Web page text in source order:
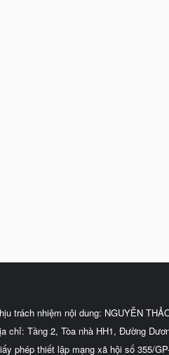
trách nhiệm nội dung: NGUYỄN
chỉ: Tầng 2, Tòa nhà HH1, Đường
phép thiết lập mạng xã hội số 355/